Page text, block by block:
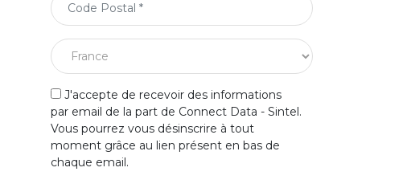
J'accepte de recevoir des informations
par email de la part de Connect Data - Sintel.
Vous pourrez vous désinscrire à tout
moment grâce au lien présent en bas de
chaque email.